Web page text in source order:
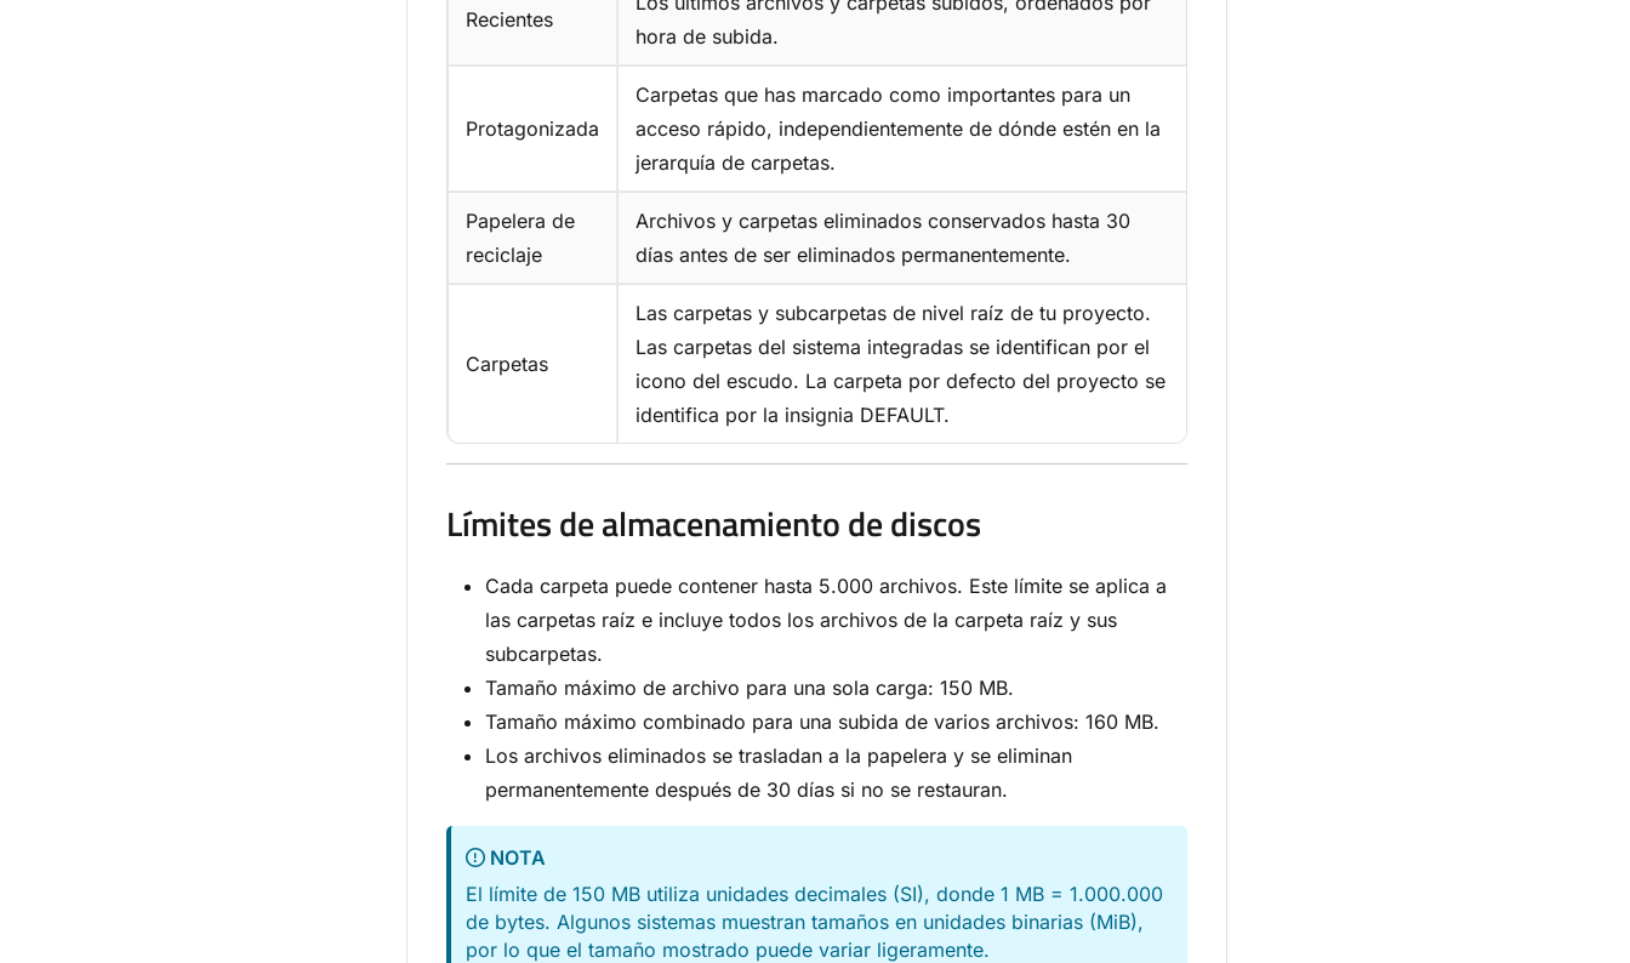
Recientes
hora de subida.
Protagonizada
Carpetas que has marcado como importantes para un
acceso rápido, independientemente de dónde estén en la
jerarquía de carpetas.
Papelera de
reciclaje
Archivos y carpetas eliminados conservados hasta 30
días antes de ser eliminados permanentemente.
Carpetas
Las carpetas y subcarpetas de nivel raíz de tu proyecto.
Las carpetas del sistema integradas se identifican por el
icono del escudo. La carpeta por defecto del proyecto se
identifica por la insignia DEFAULT.
Límites de almacenamiento de discos
Cada carpeta puede contener hasta 5.000 archivos. Este límite se aplica a
las carpetas raíz e incluye todos los archivos de la carpeta raíz y sus
subcarpetas.
Tamaño máximo de archivo para una sola carga: 150 MB.
Tamaño máximo combinado para una subida de varios archivos: 160 MB.
Los archivos eliminados se trasladan a la papelera y se eliminan
permanentemente después de 30 días si no se restauran.
NOTA
El límite de 150 MB utiliza unidades decimales (SI), donde 1 MB = 1.000.000
de bytes. Algunos sistemas muestran tamaños en unidades binarias (MiB),
por lo que el tamaño mostrado puede variar ligeramente.